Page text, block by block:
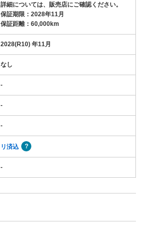
詳細については、販売店にご確認ください。
保証期限：2028年11月
保証距離：60,000km
2028(R10) 年11月
なし
-
-
-
リ済込
-